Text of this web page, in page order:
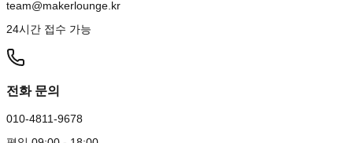
team@makerlounge.kr
24시간 접수 가능
전화 문의
010-4811-9678